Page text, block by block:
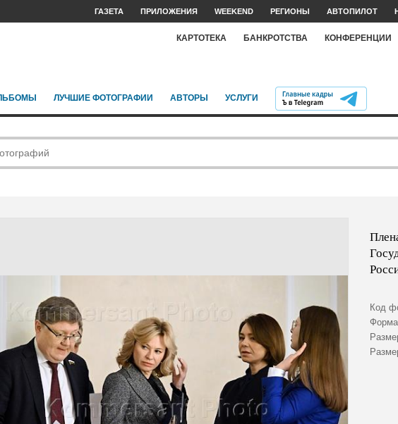
ГАЗЕТА ПРИЛОЖЕНИЯ WEEKEND РЕГИОНЫ АВТОПИЛОТ
КАРТОТЕКА БАНКРОТСТВА КОНФЕРЕНЦИИ
ЛУЧШИЕ ФОТОГРАФИИ АВТОРЫ УСЛУГИ
Код